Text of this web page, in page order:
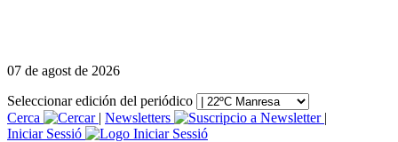
07 de agost de 2026
Seleccionar edición del periódico
Cerca
| Newsletters
|
Iniciar Sessió